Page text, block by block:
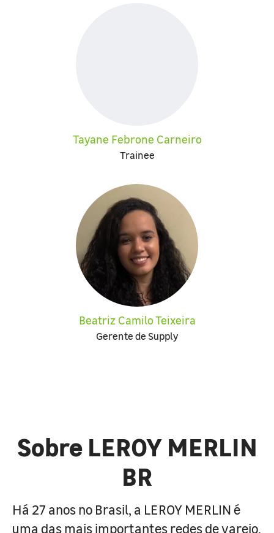
Tayane Febrone Carneiro
Trainee
Beatriz Camilo Teixeira
Gerente de Supply
Sobre LEROY MERLIN
BR
Há 27 anos no Brasil, a LEROY MERLIN é
uma das mais importantes redes de varejo,